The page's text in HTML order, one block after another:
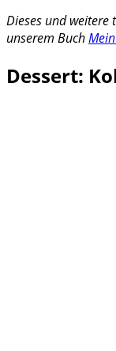
Dieses und weitere
unserem Buch
Dessert: